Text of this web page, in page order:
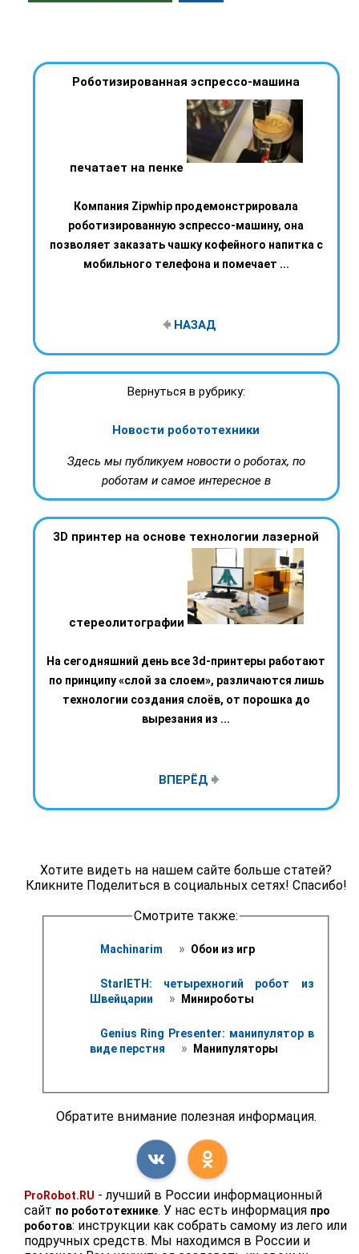
Роботизированная эспрессо-машина
печатает на пенке
Компания Zipwhip продемонстрировала
роботизированную эспрессо-машину, она
позволяет заказать чашку кофейного напитка с
мобильного телефона и помечает ...
НАЗАД
Вернуться в рубрику:
Новости робототехники
Здесь мы публикуем новости о роботах, по
роботам и самое интересное в
3D принтер на основе технологии лазерной
стереолитографии
На сегодняшний день все 3d-принтеры работают
по принципу «слой за слоем», различаются лишь
технологии создания слоёв, от порошка до
вырезания из ...
ВПЕРЁД
Хотите видеть на нашем сайте больше статей?
Кликните Поделиться в социальных сетях! Спасибо!
Смотрите также:
Machinarim » Обои из игр
StarlETH: четырехногий робот из
Швейцарии
» Минироботы
Genius Ring Presenter: манипулятор в
виде перстня
» Манипуляторы
Обратите внимание полезная информация.
ProRobot.RU - лучший в России информационный
сайт по робототехнике. У нас есть информация про
роботов: инструкции как собрать самому из лего или
подручных средств. Мы находимся в России и